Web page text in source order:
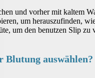
und vorher mit kaltem
um herauszufinden,
um den benutzen Slip zu
Blutung auswählen?